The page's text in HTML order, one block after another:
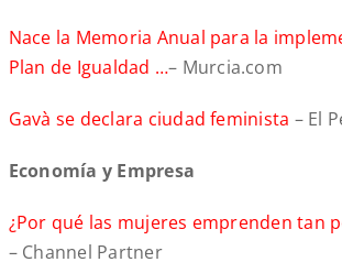
Nace la Memoria Anual para la
Plan de Igualdad …– Murcia.com
Gavà se declara ciudad feminista – El
Economía y Empresa
¿Por qué las mujeres emprenden tan
– Channel Partner